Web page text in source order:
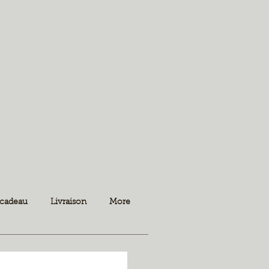
Livraison More